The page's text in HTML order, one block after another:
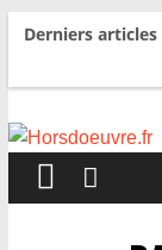
Derniers articles